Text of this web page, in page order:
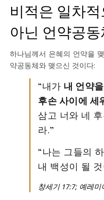
비적은 일차
아닌 언약공
하나님께서 은혜의 언약을
약공동체와 맺으신 것이다:
“내가 내 언약
후손 사이에 세
삼고 너와 네
라.”
“나는 그들의
내 백성이 될
창세기 17:7; 예레미